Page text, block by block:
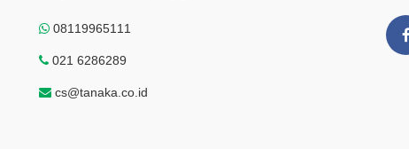
08119965111
021 6286289
cs@tanaka.co.id